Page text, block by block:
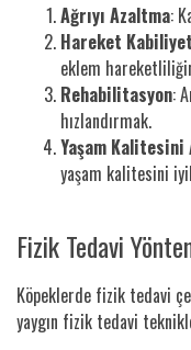
Ağrıyı Azaltma:
Hareket
eklem
Rehabilitasyon:
hızlandırmak.
Yaşam Kalitesini
yaşam kalitesini
Fizik Tedavi
Köpeklerde fizik tedavi
yaygın fizik tedavi